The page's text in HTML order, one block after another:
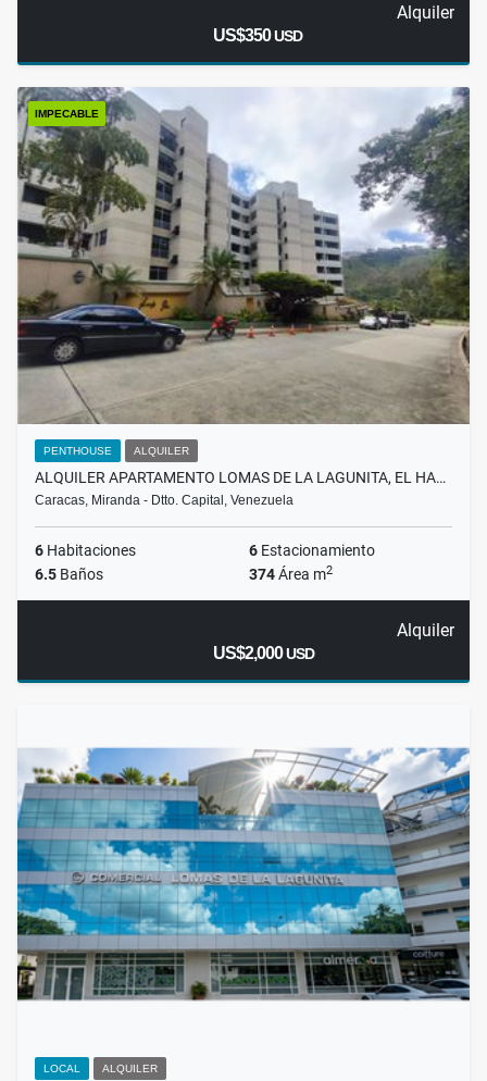
Alquiler
US$350USD
IMPECABLE
PENTHOUSE ALQUILER
ALQUILER APARTAMENTO LOMAS DE LA LAGUNITA, EL HA…
Caracas, Miranda - Dtto. Capital, Venezuela
6 Habitaciones 6 Estacionamiento
6.5 Baños 374Área m2
Alquiler
US$2,000USD
LOCAL ALQUILER